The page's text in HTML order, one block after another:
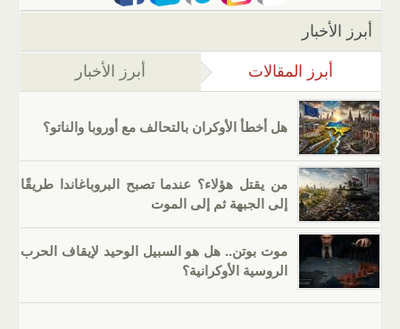
أبرز الأخبار
أبرز المقالات (علامة التبويب النشطة)
أبرز الأخبار
هل أخطأ الأوكران بالتحالف مع أوروبا والناتو؟
من يقتل هؤلاء؟ عندما تصبح البروباغاندا طريقًا
إلى الجبهة ثم إلى الموت
موت بوتن.. هل هو السبيل الوحيد لإيقاف الحرب
الروسية الأوكرانية؟